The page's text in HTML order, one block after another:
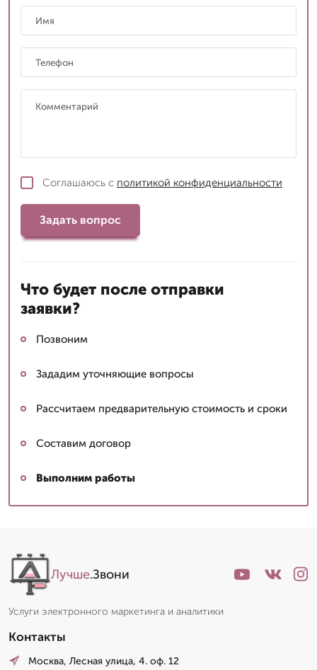
Соглашаюсь с политикой конфиденциальности
Задать вопрос
Что будет после отправки
заявки?
Позвоним
Зададим уточняющие вопросы
Рассчитаем предварительную стоимость и сроки
Составим договор
Выполним работы
Лучше.Звони
Услуги электронного маркетинга и аналитики
Контакты
Москва, Лесная улица, 4. оф. 12